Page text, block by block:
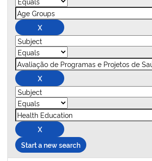
Start a new search